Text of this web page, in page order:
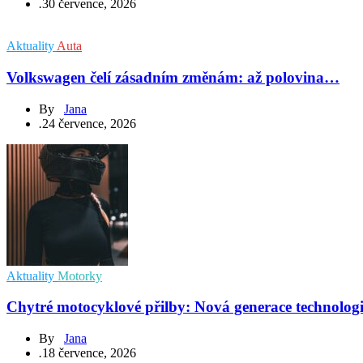
.30 července, 2026
Aktuality Auta
Volkswagen čelí zásadním změnám: až polovina…
By Jana
.24 července, 2026
Aktuality Motorky
Chytré motocyklové přilby: Nová generace
By Jana
.18 července, 2026